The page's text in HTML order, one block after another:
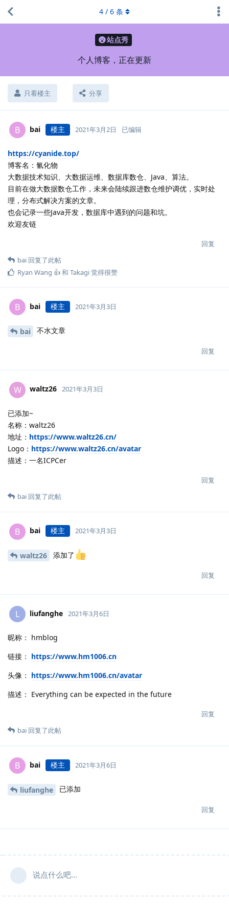
站点秀
个人博客，正在更新
只看楼主 分享
4 / 6 条
B bai 楼主 2021年3月2日 已编辑
https://cyanide.top/
博客名：氰化物
大数据技术知识、大数据运维、数据库数仓、Java、算法。
目前在做大数据数仓工作，未来会陆续跟进数仓维护调优，实时处
理，分布式解决方案的文章。
也会记录一些Java开发，数据库中遇到的问题和坑。
欢迎友链
回复
bai 回复了此帖
Ryan Wang 👍和 Takagi觉得很赞
B bai 楼主 2021年3月3日
bai 不水文章
回复
W waltz26 2021年3月3日
已添加~
名称：waltz26
地址： https://www.waltz26.cn/
Logo： https://www.waltz26.cn/avatar
描述：一名ICPCer
回复
bai 回复了此帖
B bai 楼主 2021年3月3日
waltz26 添加了
回复
L liufanghe 2021年3月6日
昵称： hmblog
链接： https://www.hm1006.cn
头像： https://www.hm1006.cn/avatar
描述： Everything can be expected in the future
回复
bai 回复了此帖
B bai 楼主 2021年3月6日
liufanghe 已添加
回复
说点什么吧...